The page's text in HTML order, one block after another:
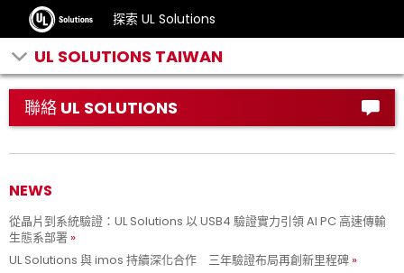
探索 UL Solutions
UL SOLUTIONS TAIWAN
聯絡 UL SOLUTIONS
NEWS
從晶片到系統驗證：UL Solutions 以 USB4 驗證實力引領 AI PC 高速傳輸
生態系部署
UL Solutions 與 imos 持續深化合作 三年驗證布局再創新里程碑